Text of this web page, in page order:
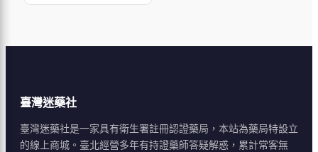
臺灣迷藥社
臺灣迷藥社是一家具有衛生署註冊認證藥局，本站為藥局特設立
的線上商城。臺北經營多年有持證藥師答疑解惑，累計常客無